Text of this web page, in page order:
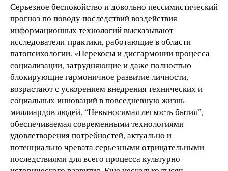
Серьезное беспокойство и довольно пессимистический
прогноз по поводу последствий воздействия
информационных технологий высказывают
исследователи-практики, работающие в области
патопсихологии. «Перекосы и дисгармонии процесса
социализации, затрудняющие и даже полностью
блокирующие гармоничное развитие личности,
возрастают с ускорением внедрения технических и
социальных инноваций в повседневную жизнь
миллиардов людей. “Невыносимая легкость бытия”,
обеспечиваемая современными технологиями
удовлетворения потребностей, актуально и
потенциально чревата серьезными отрицательными
последствиями для всего процесса культурно-